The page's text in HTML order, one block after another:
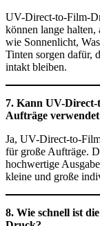
UV-Direct-to-Film-
können lange halten,
wie Sonnenlicht,
Tinten sorgen dafür,
intakt bleiben.
7. Kann UV-
Aufträge
Ja, UV-Direct-to-
für große Aufträge.
hochwertige
kleine und große
8. Wie schnell ist